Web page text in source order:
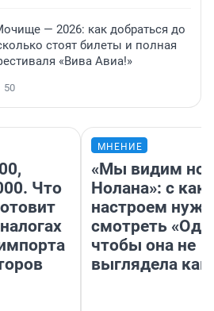
— 2026: как добраться до
стоят билеты и полная
«Вива Авиа!»
50
Что
МНЕНИЕ
«Мы видим
Нолана»: с
настроем
смотреть
чтобы она не
выглядела как